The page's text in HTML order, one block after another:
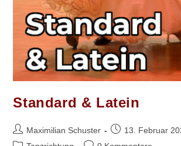
Standard & Latein
Beitrags-
Autor:
Maximilian Schuster
Beitrag13. Februar